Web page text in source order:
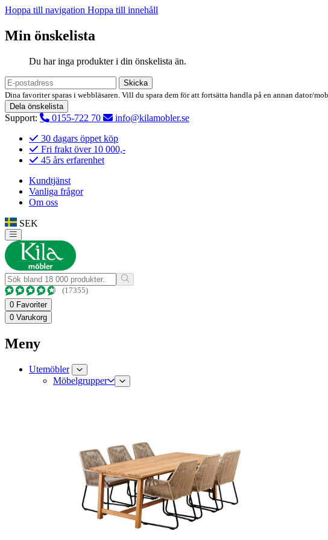
Hoppa till navigation Hoppa till innehåll
Min önskelista
Du har inga produkter i din önskelista än.
Skicka
Dina favoriter sparas i webbläsaren. Vill du spara dem för att fortsätta handla på en annan
Dela önskelista
Support: 0155-722 70
info@kilamobler.se
30 dagars öppet köp
Fri frakt över 10 000,-
45 års erfarenhet
Kundtjänst
Vanliga frågor
Om oss
SEK
(17355)
0 Favoriter
0 Varukorg
Meny
Utemöbler
Möbelgrupper